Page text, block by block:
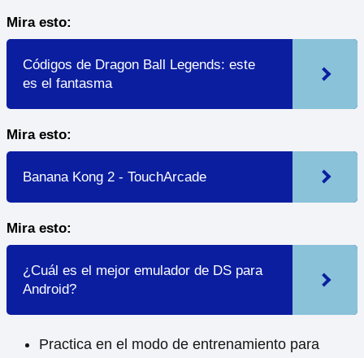
Mira esto:
Códigos de Dragon Ball Legends: este
es el fantasma
Mira esto:
Banana Kong 2 - TouchArcade
Mira esto:
¿Cuál es el mejor emulador de DS para
Android?
Practica en el modo de entrenamiento para